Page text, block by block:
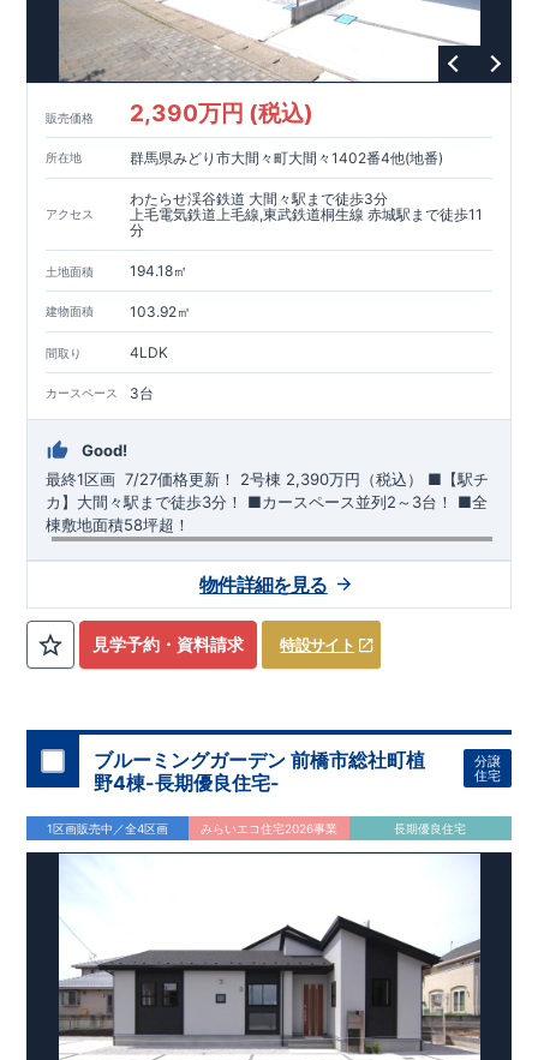
販売価格 2,390万円 (税込)
所在地 群馬県みどり市大間々町大間々1402番4他(地番)
アクセス
わたらせ渓谷鉄道 大間々駅まで徒歩3分
上毛電気鉄道上毛線,東武鉄道桐生線 赤城駅まで徒歩11
分
土地面積 194.18㎡
建物面積 103.92㎡
間取り 4LDK
カースペース 3台
Good!
最終1区画 7/27価格更新！
2号棟 2,390万円（税込）
​■【駅チ
カ】大間々駅まで徒歩3分！ ​■カースペース並列2～3台！ ​■全
棟敷地面積58坪超！
​上毛電鉄、東武桐生線 ​『赤城』駅……徒歩11分（約870
【学校】 小学校……徒歩10分（約790ｍ）
【妥協のない家づくり】 ​↓ クリックすると詳細ページが表示
されます 長期優良住宅 ​住宅性能評価
地震に強い家づくり
（地盤編） ​地震に強い家づくり（建物編）
地震に強い家づく
り（制震編）
【ブルーミングガーデンが選ばれる理由】 ​↓ クリックすると
詳細ページが表示されます ​暮らしを豊かにする空間アイデア
お問い合わせ​
高崎営業所（定休日：火曜日・水
曜日）
営業時間／9：30～18：30​
GOOD DESIGN AWARD2024 東栄住宅​
は、この度2024年度
グッドデザイン賞を3プロジェクト同時受賞いたしました。
木造住宅用制震ダンパー / 東栄セーフティダンパー 地盤改
良工法 / R-Evolve パイル
宅地開発手法 / 簡単に地図から
消せる道
見学予約・資料請求 特設サイト
物件詳細を見る
ブルーミングガーデン 前橋市総社町植
野4棟-長期優良住宅-
分譲
住宅
1区画販売中／全4区画 みらいエコ住宅2026事業 長期優良住宅